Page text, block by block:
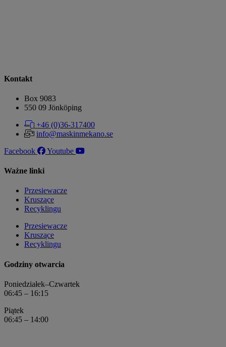
Kontakt
Box 9083
​​​​​​​550 09 Jönköping
+46 (0)36-317400
info@maskinmekano.se
Facebook
Youtube
Ważne linki
Przesiewacze
Kruszące
Recyklingu
Przesiewacze
Kruszące
Recyklingu
Godziny otwarcia
Poniedziałek–Czwartek
06:45 – 16:15
Piątek
06:45 – 14:00